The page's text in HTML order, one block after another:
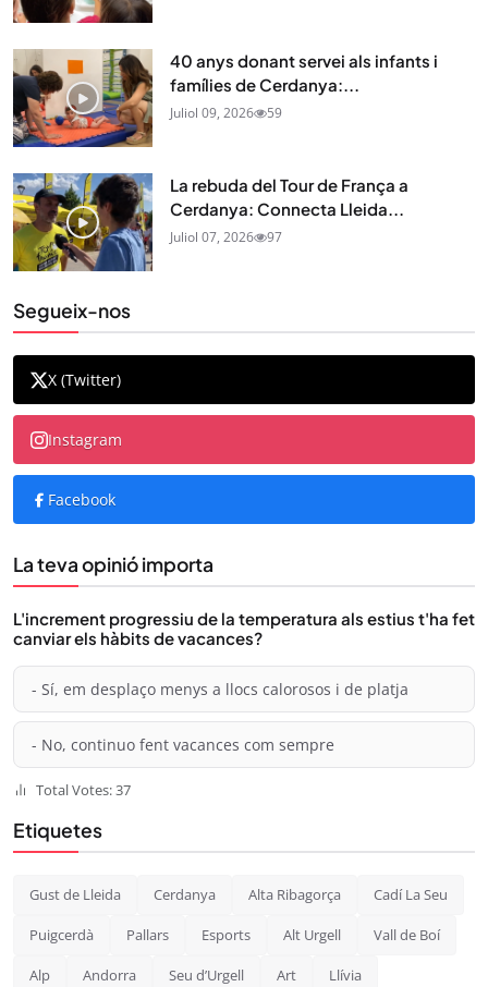
40 anys donant servei als infants i
famílies de Cerdanya:...
Juliol 09, 2026 59
La rebuda del Tour de França a
Cerdanya: Connecta Lleida...
Juliol 07, 2026 97
Segueix-nos
X (Twitter)
Instagram
Facebook
La teva opinió importa
L'increment progressiu de la temperatura als estius t'ha fet
canviar els hàbits de vacances?
- Sí, em desplaço menys a llocs calorosos i de platja
- No, continuo fent vacances com sempre
Total Votes: 37
Etiquetes
Gust de Lleida Cerdanya Alta Ribagorça Cadí La Seu
Puigcerdà Pallars Esports Alt Urgell Vall de Boí
Alp Andorra Seu d’Urgell Art Llívia